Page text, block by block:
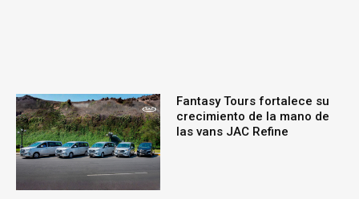
Fantasy Tours fortalece su
crecimiento de la mano de
las vans JAC Refine